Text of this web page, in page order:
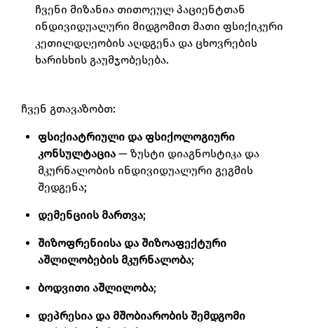
ჩვენი მიზანია თითოეულ პაციენტთან
ინდივიდუალური მიდგომით მათი ფსიქიკური
კეთილდღეობის აღდგენა და ცხოვრების
ხარისხის გაუმჯობესება.
ჩვენ გთავაზობთ:
ფსიქიატრიული და ფსიქოლოგიური
კონსულტაცია — ზუსტი დიაგნოსტიკა და
მკურნალობის ინდივიდუალური გეგმის
შედგენა;
დემენციის მართვა;
შიზოფრენიისა და შიზოაფექტური
აშლილობების მკურნალობა;
ბოდვითი აშლილობა;
დეპრესია და მშობიარობის შემდგომი